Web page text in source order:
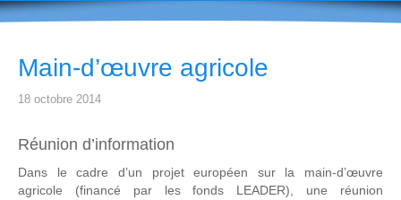
Main-d’œuvre agricole
18 octobre 2014
Réunion d’information
Dans le cadre d’un projet européen sur la main-d’œuvre
agricole (financé par les fonds LEADER), une réunion